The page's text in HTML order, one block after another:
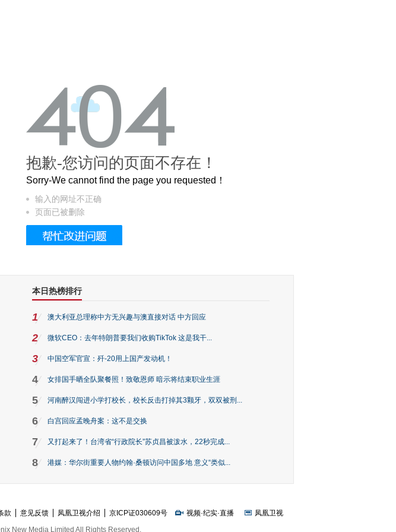
七宝的它到底有多美？
抱歉-您访问的页面不存在！
Sorry-We cannot find the page you requested！
输入的网址不正确
页面已被删除
本日热榜排行
1 澳大利亚总理称中方无兴趣与澳直接对话 中方回应
2 微软CEO：去年特朗普要我们收购TikTok 这是我干...
3 中国空军官宣：歼-20用上国产发动机！
4 女排国手晒全队聚餐照！致敬恩师 暗示将结束职业生涯
5 河南醉汉闯进小学打校长，校长反击打掉其3颗牙，双双被刑...
6 白宫回应孟晚舟案：这不是交换
7 又打起来了！台湾省“行政院长”苏贞昌被泼水，22秒完成...
8 港媒：华尔街重要人物约翰·桑顿访问中国多地 意义“类似...
款 意见反馈 凤凰卫视介绍 京ICP证030609号 视频·纪实·直播
凤凰卫视
New Media Limited All Rights Reserved.